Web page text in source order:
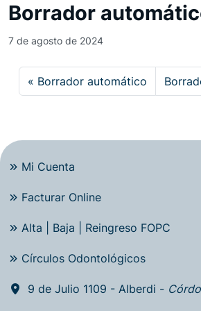
Borrador
7 de agosto de 2024
Borrador automático
Mi Cuenta
Facturar Online
Alta | Baja | Reingreso FOPC
Círculos Odontológicos
9 de Julio 1109 - Alberdi -